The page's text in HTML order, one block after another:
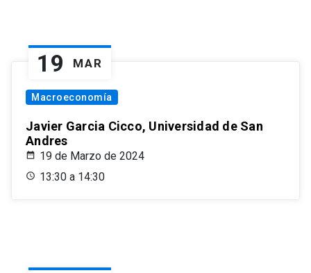
19 MAR
Macroeconomía
Javier Garcia Cicco, Universidad de San
Andres
19 de Marzo de 2024
13:30 a 14:30